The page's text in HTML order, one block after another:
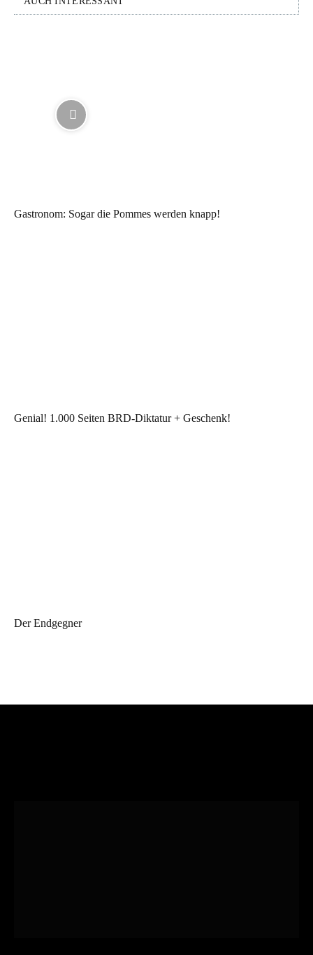
Gastronom: Sogar die Pommes werden knapp!
Genial! 1.000 Seiten BRD-Diktatur + Geschenk!
Der Endgegner